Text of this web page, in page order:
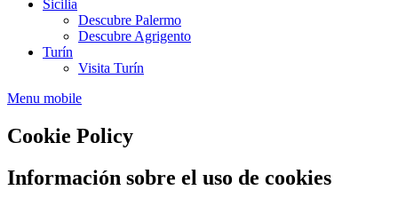
Sicilia
Descubre Palermo
Descubre Agrigento
Turín
Visita Turín
Menu mobile
Cookie Policy
Información sobre el uso de cookies